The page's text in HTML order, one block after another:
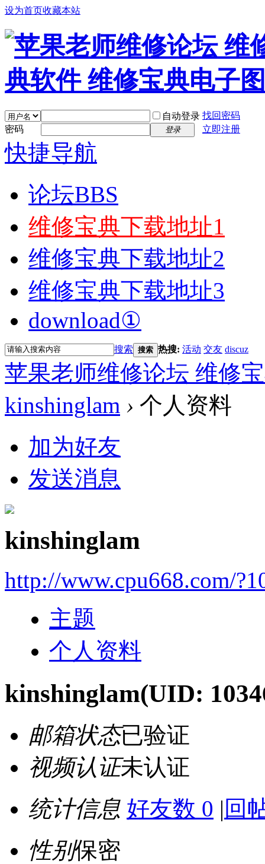
设为首页收藏本站
自动登录 找回密码
密码
登录 立即注册
快捷导航
论坛BBS
维修宝典下载地址1
维修宝典下载地址2
维修宝典下载地址3
download①
搜索 搜索 热搜: 活动 交友 discuz
苹果老师维修论坛 维修
kinshinglam › 个人资料
加为好友
发送消息
kinshinglam
http://www.cpu668.com/
主题
个人资料
kinshinglam(UID:
邮箱状态已验证
视频认证未认证
统计信息 好友数 0 | 回
性别保密